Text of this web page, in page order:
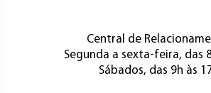
Central de
Segunda a sexta-feira, das
Sábados, das 9h às